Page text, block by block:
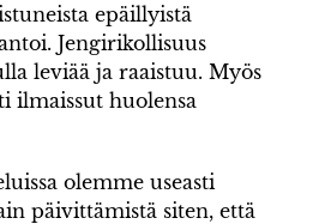
epäillyistä
Jengirikollisuus
leviää ja raaistuu. Myös
ilmaissut huolensa
olemme useasti
päivittämistä siten, että